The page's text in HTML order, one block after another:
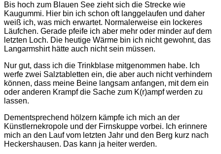
Bis hoch zum Blauen See zieht sich die Strecke wie
Kaugummi. Hier bin ich schon oft langgelaufen und daher
weiß ich, was mich erwartet. Normalerweise ein lockeres
Läufchen. Gerade pfeife ich aber mehr oder minder auf dem
letzten Loch. Die heutige Wärme bin ich nicht gewohnt, das
Langarmshirt hätte auch nicht sein müssen.
Nur gut, dass ich die Trinkblase mitgenommen habe. Ich
werfe zwei Salztabletten ein, die aber auch nicht verhindern
können, dass meine Beine langsam anfangen, mit dem ein
oder anderen Krampf die Sache zum K(r)ampf werden zu
lassen.
Dementsprechend hölzern kämpfe ich mich an der
Künstlernekropole und der Firnskuppe vorbei. Ich erinnere
mich an den Lauf vom letzten Jahr und den Berg kurz nach
Heckershausen. Das kann ja heiter werden.